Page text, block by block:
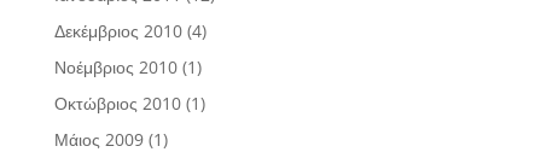
Δεκέμβριος 2010(4)
Νοέμβριος 2010(1)
Οκτώβριος 2010(1)
Μάιος 2009(1)